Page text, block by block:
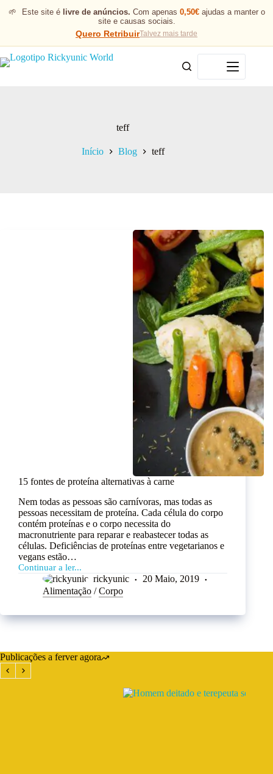
🌱 Este site é livre de anúncios. Com apenas 0,50€ajudas a manter o
site e causas sociais.
Quero RetribuirTalvez mais tarde
Menu
teff
Início Blog teff
15 fontes de proteína alternativas à carne
Nem todas as pessoas são carnívoras, mas todas as
pessoas necessitam de proteína. Cada célula do corpo
contém proteínas e o corpo necessita do
macronutriente para reparar e reabastecer todas as
células. Deficiências de proteínas entre vegetarianos e
vegans estão…
Continuar a ler...
rickyunic
20 Maio, 2019
Alimentação /Corpo
Publicações a ferver agora